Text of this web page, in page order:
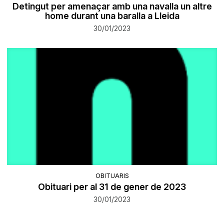
Detingut per amenaçar amb una navalla un altre
home durant una baralla a Lleida
30/01/2023
OBITUARIS
Obituari per al 31 de gener de 2023
30/01/2023